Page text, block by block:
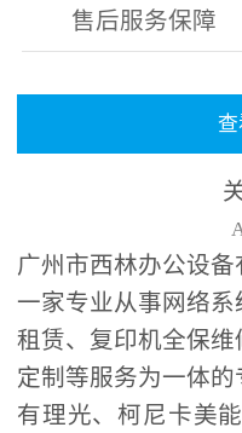
售后服务保障
广州市西林办公设
一家专业从事网络
租赁、复印机全保
定制等服务为一体
有理光、柯尼卡美